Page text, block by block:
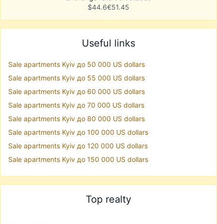
$44.6€51.45
Useful links
Sale apartments Kyiv до 50 000 US dollars
Sale apartments Kyiv до 55 000 US dollars
Sale apartments Kyiv до 60 000 US dollars
Sale apartments Kyiv до 70 000 US dollars
Sale apartments Kyiv до 80 000 US dollars
Sale apartments Kyiv до 100 000 US dollars
Sale apartments Kyiv до 120 000 US dollars
Sale apartments Kyiv до 150 000 US dollars
Top realty